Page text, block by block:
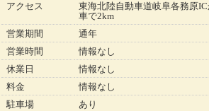
アクセス
東海北陸自動車道岐阜各務原
車で2km
営業期間
通年
営業時間
情報なし
休業日
情報なし
料金
情報なし
駐車場
あり